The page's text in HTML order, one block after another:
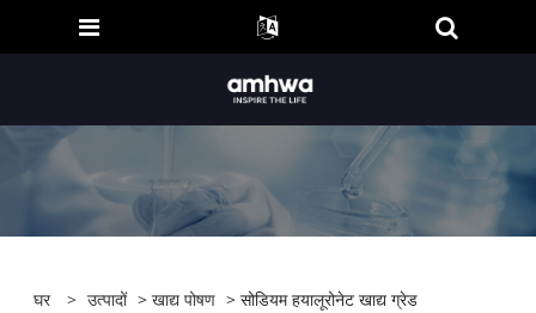
घर > उत्पादों >खाद्य पोषण > सोडियम हयालूरोनेट खाद्य ग्रेड